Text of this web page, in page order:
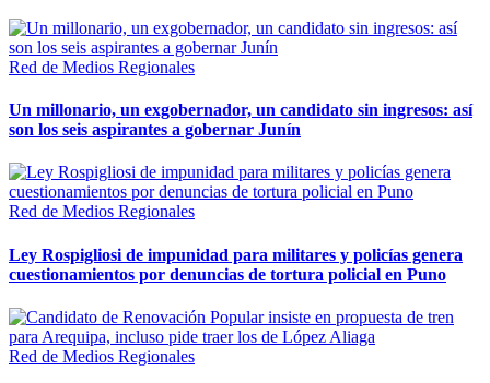
Red de Medios Regionales
Un millonario, un exgobernador, un candidato sin ingresos: así
son los seis aspirantes a gobernar Junín
Red de Medios Regionales
Ley Rospigliosi de impunidad para militares y policías genera
cuestionamientos por denuncias de tortura policial en Puno
Red de Medios Regionales